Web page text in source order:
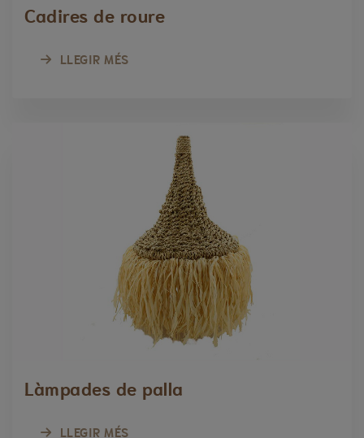
Cadires de roure
LLEGIR MÉS
Làmpades de palla
LLEGIR MÉS